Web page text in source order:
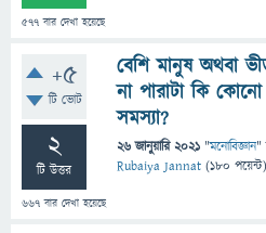
577 বার দেখা হয়েছে
+5
টি ভোট
2
টি উত্তর
667 বার দেখা হয়েছে
বেশি মানুষ অথবা
না পারাটা কি
সমস্যা?
26 জানুয়ারি 2021 "মনোবিজ্ঞান"
Rubaiya Jannat (180 পয়েন্ট)